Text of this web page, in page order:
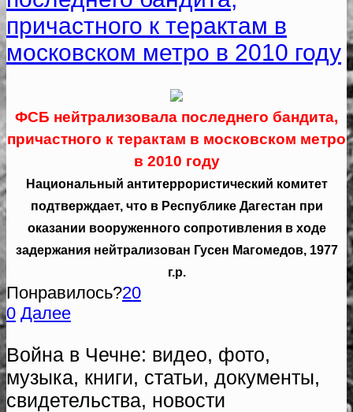
причастного к терактам в
московском метро в 2010 году
ФСБ нейтрализовала последнего бандита,
причастного к терактам в московском метро
в 2010 году
Национальный антитеррористический комитет
подтверждает, что в Республике Дагестан при
оказании вооруженного сопротивления в ходе
задержания нейтрализован Гусен Магомедов, 1977
г.р.
Понравилось?20
0 Далее
Война в Чечне: видео, фото,
музыка, книги, статьи, документы,
свидетельства, новости